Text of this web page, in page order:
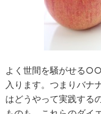
よく世間を騒がせる
入ります。つまりバナ
はどうやって実践する